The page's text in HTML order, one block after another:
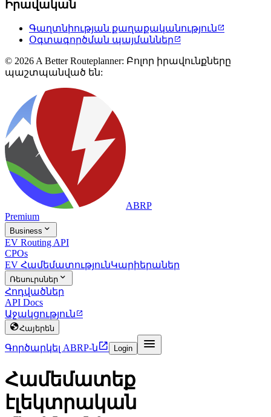
Իրավական
Գաղտնիության քաղաքականություն 
Օգտագործման պայմաններ 
© 2026 A Better Routeplanner: Բոլոր իրավունքները
պաշտպանված են:
ABRP
Premium
Business 
EV Routing API
CPOs
EV ՀամեմատությունԿարիերաներ
Ռեսուրսներ 
Հոդվածներ
API Docs
Աջակցություն 
Հայերեն
Գործարկել ABRP-ն Login 
Համեմատեք
էլեկտրական